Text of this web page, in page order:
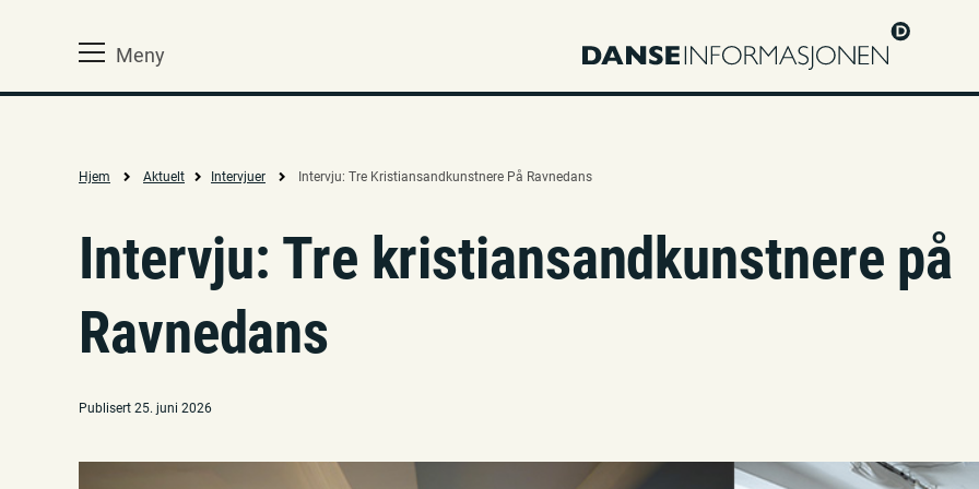
Meny
Hjem Aktuelt Intervjuer Intervju: Tre Kristiansandkunstnere På Ravnedans
Intervju: Tre kristiansandkunstnere på
Ravnedans
Publisert 25. juni 2026